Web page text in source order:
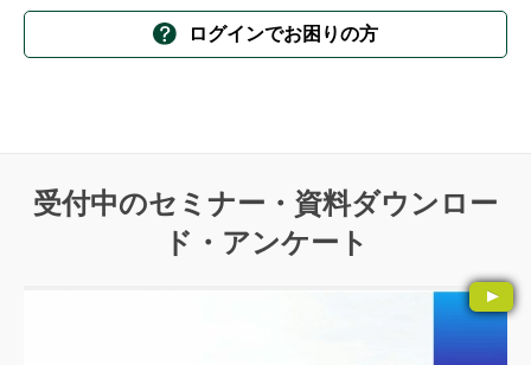
ログインでお困りの方
受付中のセミナー・資料ダウンロー
ド・アンケート